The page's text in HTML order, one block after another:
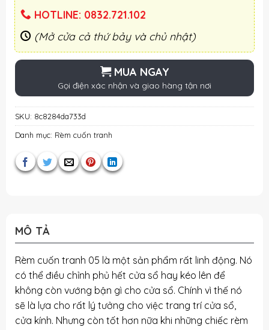
HOTLINE: 0832.721.102
(Mở cửa cả thứ bảy và chủ nhật)
MUA NGAY
Gọi điện xác nhận và giao hàng tận nơi
SKU: 8c8284da733d
Danh mục: Rèm cuốn tranh
MÔ TẢ
Rèm cuốn tranh 05 là một sản phẩm rất linh động. Nó
có thể điều chỉnh phủ hết cửa sổ hay kéo lên để
không còn vướng bận gì cho cửa sổ. Chính vì thế nó
sẽ là lựa cho rất lý tưởng cho việc trang trí cửa sổ,
cửa kính. Nhưng còn tốt hơn nữa khi những chiếc rèm